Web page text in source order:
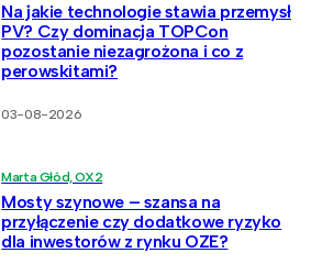
Na jakie technologie stawia przemysł
PV? Czy dominacja TOPCon
pozostanie niezagrożona i co z
perowskitami?
03-08-2026
Marta Głód, OX2
Mosty szynowe – szansa na
przyłączenie czy dodatkowe ryzyko
dla inwestorów z rynku OZE?